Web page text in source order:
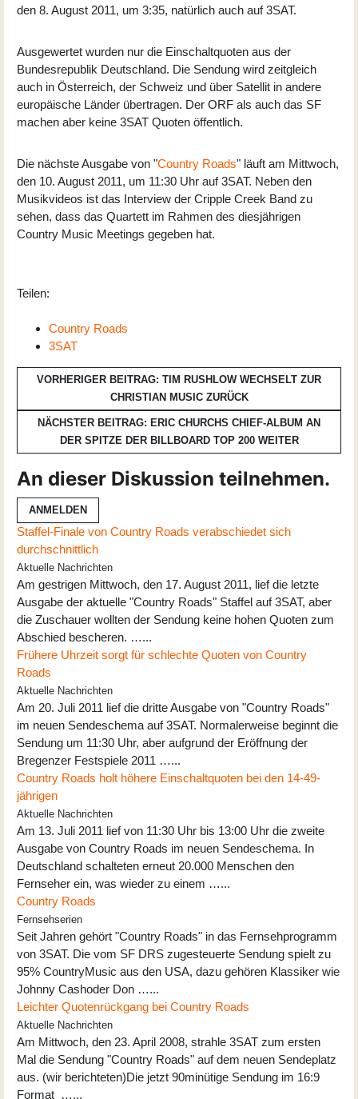
den 8. August 2011, um 3:35, natürlich auch auf 3SAT.
Ausgewertet wurden nur die Einschaltquoten aus der
Bundesrepublik Deutschland. Die Sendung wird zeitgleich
auch in Österreich, der Schweiz und über Satellit in andere
europäische Länder übertragen. Der ORF als auch das SF
machen aber keine 3SAT Quoten öffentlich.
Die nächste Ausgabe von "Country Roads" läuft am Mittwoch,
den 10. August 2011, um 11:30 Uhr auf 3SAT. Neben den
Musikvideos ist das Interview der Cripple Creek Band zu
sehen, dass das Quartett im Rahmen des diesjährigen
Country Music Meetings gegeben hat.
Teilen:
Country Roads
3SAT
VORHERIGER BEITRAG: TIM RUSHLOW WECHSELT ZUR
CHRISTIAN MUSIC ZURÜCK
NÄCHSTER BEITRAG: ERIC CHURCHS CHIEF-ALBUM AN
DER SPITZE DER BILLBOARD TOP 200 WEITER
An dieser Diskussion teilnehmen.
ANMELDEN
Staffel-Finale von Country Roads verabschiedet sich
durchschnittlich
Aktuelle Nachrichten
Am gestrigen Mittwoch, den 17. August 2011, lief die letzte
Ausgabe der aktuelle "Country Roads" Staffel auf 3SAT, aber
die Zuschauer wollten der Sendung keine hohen Quoten zum
Abschied bescheren. …...
Frühere Uhrzeit sorgt für schlechte Quoten von Country
Roads
Aktuelle Nachrichten
Am 20. Juli 2011 lief die dritte Ausgabe von "Country Roads"
im neuen Sendeschema auf 3SAT. Normalerweise beginnt die
Sendung um 11:30 Uhr, aber aufgrund der Eröffnung der
Bregenzer Festspiele 2011 …...
Country Roads holt höhere Einschaltquoten bei den 14-49-
jährigen
Aktuelle Nachrichten
Am 13. Juli 2011 lief von 11:30 Uhr bis 13:00 Uhr die zweite
Ausgabe von Country Roads im neuen Sendeschema. In
Deutschland schalteten erneut 20.000 Menschen den
Fernseher ein, was wieder zu einem …...
Country Roads
Fernsehserien
Seit Jahren gehört "Country Roads" in das Fernsehprogramm
von 3SAT. Die vom SF DRS zugesteuerte Sendung spielt zu
95% CountryMusic aus den USA, dazu gehören Klassiker wie
Johnny Cashoder Don …...
Leichter Quotenrückgang bei Country Roads
Aktuelle Nachrichten
Am Mittwoch, den 23. April 2008, strahle 3SAT zum ersten
Mal die Sendung "Country Roads" auf dem neuen Sendeplatz
aus. (wir berichteten)Die jetzt 90minütige Sendung im 16:9
Format …...